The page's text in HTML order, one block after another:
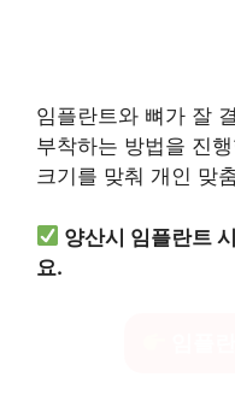
임플란트와 뼈가 잘
부착하는 방법을 진
크기를 맞춰 개인 맞
양산시 임플란트
요.